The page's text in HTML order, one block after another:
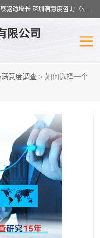
深耕满意度调研18载，用数据定义体验，以洞察驱动增长 深圳满意度咨询（SSC）：十八年专注，丈量每一份体验。
限公司
意度调查 > 如何选择一个
医疗服务业满意度
餐饮业满意度调查
工满意度
车行业满意度